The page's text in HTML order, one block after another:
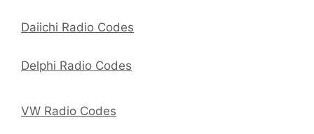
Daiichi Radio Codes
Delphi Radio Codes
VW Radio Codes